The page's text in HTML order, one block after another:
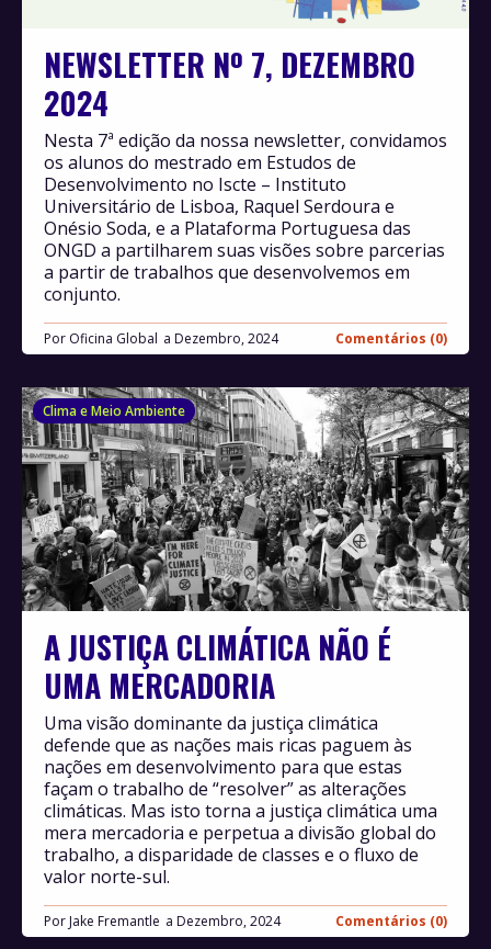
NEWSLETTER Nº 7, DEZEMBRO
2024
Por Oficina Global Dezembro, 2024 Comentários (0)
Nesta 7ª edição da nossa newsletter, convidamos
os alunos do mestrado em Estudos de
Desenvolvimento no Iscte – Instituto
Universitário de Lisboa, Raquel Serdoura e
Onésio Soda, e a Plataforma Portuguesa das
ONGD a partilharem suas visões sobre parcerias
a partir de trabalhos que desenvolvemos em
conjunto.
Clima e Meio Ambiente
A JUSTIÇA CLIMÁTICA NÃO É
UMA MERCADORIA
Por Jake Fremantle Dezembro, 2024 Comentários (0)
Uma visão dominante da justiça climática
defende que as nações mais ricas paguem às
nações em desenvolvimento para que estas
façam o trabalho de “resolver” as alterações
climáticas. Mas isto torna a justiça climática uma
mera mercadoria e perpetua a divisão global do
trabalho, a disparidade de classes e o fluxo de
valor norte-sul.